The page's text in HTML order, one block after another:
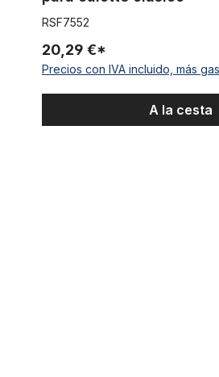
RSF7552
20,29 €*
Precios con IVA incluido, más
A la cesta